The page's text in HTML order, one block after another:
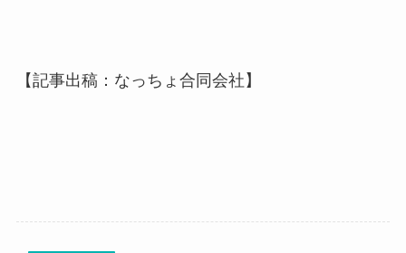
【記事出稿：なっちょ合同会社】